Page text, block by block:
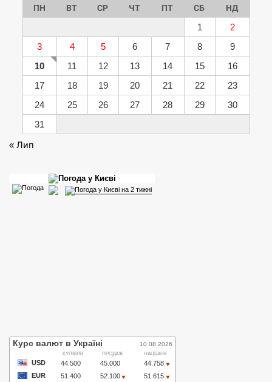
ПН ВТ СР ЧТ ПТ СБ НД
1
2
3
4 5 6 7 8
9
10
11 12 13 14 15
16
17
18 19 20 21 22
23
24
25 26 27 28 29
30
31
« Лип